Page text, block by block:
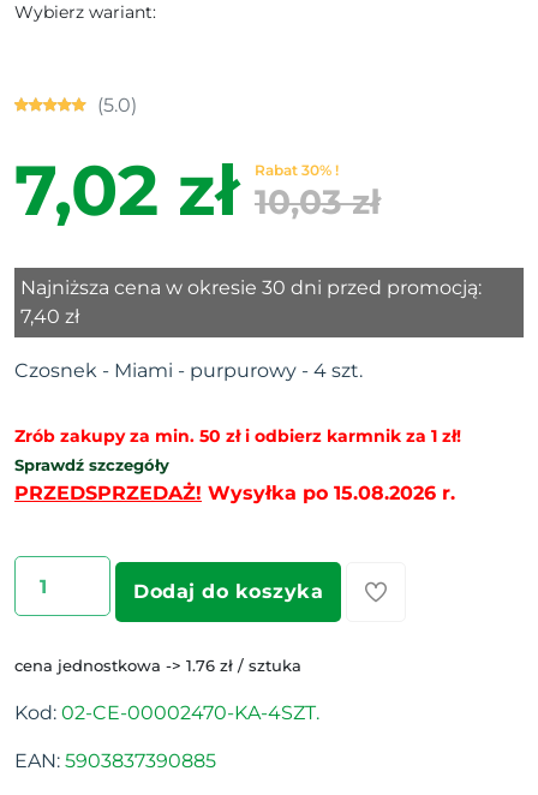
Wybierz wariant:
(5.0)
7,02 zł Rabat 30% !
10,03 zł
Najniższa cena w okresie 30 dni przed promocją:
7,40 zł
Czosnek - Miami - purpurowy - 4 szt.
Zrób zakupy za min. 50 zł i odbierz karmnik za 1 zł!
Sprawdź szczegóły
PRZEDSPRZEDAŻ! Wysyłka po 15.08.2026 r.
Dodaj do koszyka
cena jednostkowa -> 1.76 zł / sztuka
Kod: 02-CE-00002470-KA-4SZT.
EAN: 5903837390885